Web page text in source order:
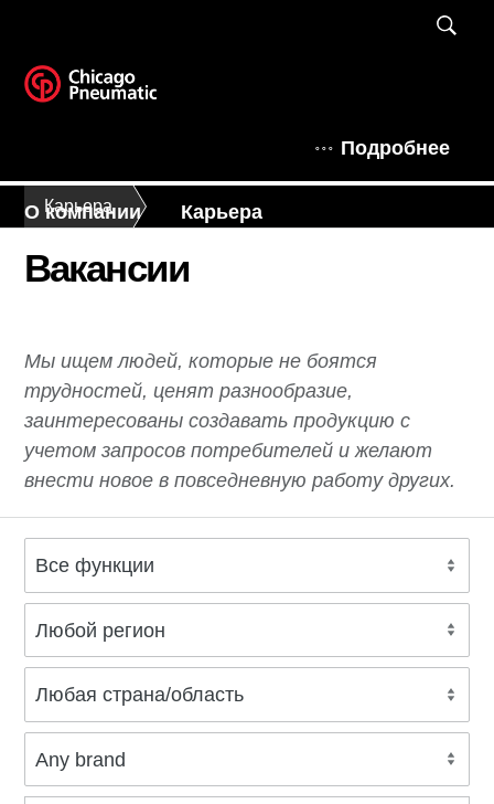
Подробнее
О компании Карьера
Карьера
Вакансии
Мы ищем людей, которые не боятся
трудностей, ценят разнообразие,
заинтересованы создавать продукцию с
учетом запросов потребителей и желают
внести новое в повседневную работу других.